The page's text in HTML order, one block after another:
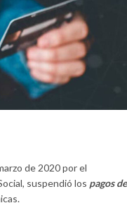
de 2020 por el
suspendió los pagos de